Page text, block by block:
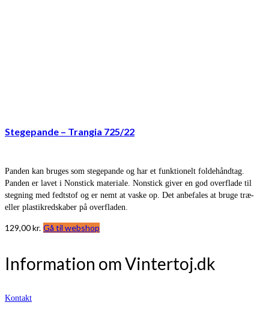
Stegepande – Trangia 725/22
Panden kan bruges som stegepande og har et funktionelt foldehåndtag.
Panden er lavet i Nonstick materiale. Nonstick giver en god overflade til
stegning med fedtstof og er nemt at vaske op. Det anbefales at bruge træ-
eller plastikredskaber på overfladen.
129,00kr. Gå til webshop
Information om Vintertoj.dk
Kontakt